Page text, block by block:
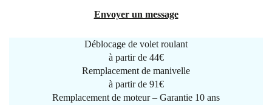
Envoyer un message
Déblocage de volet roulant
à partir de 44€
Remplacement de manivelle
à partir de 91€
Remplacement de moteur – Garantie 10 ans